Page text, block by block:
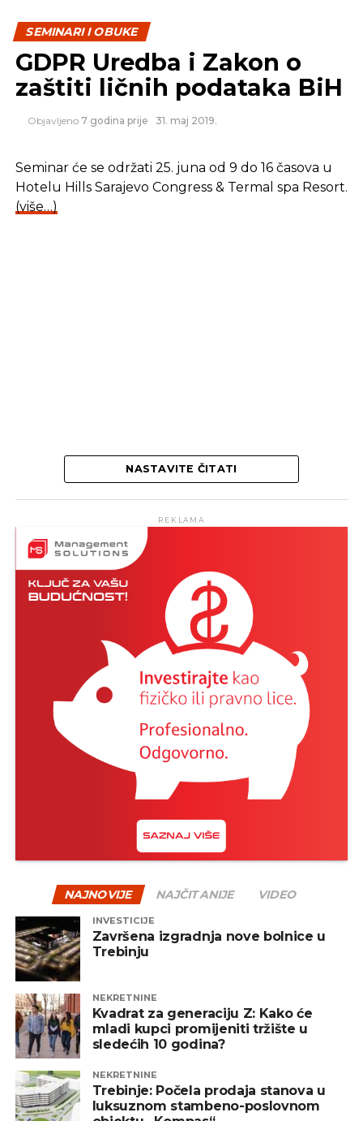
SEMINARI I OBUKE
GDPR Uredba i Zakon o
zaštiti ličnih podataka BiH
Objavljeno 7 godina prije 31. maj 2019.
Seminar će se održati 25. juna od 9 do 16 časova u
Hotelu Hills Sarajevo Congress & Termal spa Resort.
(više…)
NASTAVITE ČITATI
REKLAMA
NAJNOVIJE NAJČITANIJE VIDEO
INVESTICIJE
Završena izgradnja nove bolnice u
Trebinju
NEKRETNINE
Kvadrat za generaciju Z: Kako će
mladi kupci promijeniti tržište u
sledećih 10 godina?
NEKRETNINE
Trebinje: Počela prodaja stanova u
luksuznom stambeno-poslovnom